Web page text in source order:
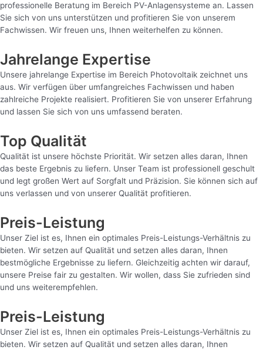
professionelle Beratung im Bereich PV-Anlagensysteme an. Lassen
Sie sich von uns unterstützen und profitieren Sie von unserem
Fachwissen. Wir freuen uns, Ihnen weiterhelfen zu können.
Jahrelange Expertise
Unsere jahrelange Expertise im Bereich Photovoltaik zeichnet uns
aus. Wir verfügen über umfangreiches Fachwissen und haben
zahlreiche Projekte realisiert. Profitieren Sie von unserer Erfahrung
und lassen Sie sich von uns umfassend beraten.
Top Qualität
Qualität ist unsere höchste Priorität. Wir setzen alles daran, Ihnen
das beste Ergebnis zu liefern. Unser Team ist professionell geschult
und legt großen Wert auf Sorgfalt und Präzision. Sie können sich auf
uns verlassen und von unserer Qualität profitieren.
Preis-Leistung
Unser Ziel ist es, Ihnen ein optimales Preis-Leistungs-Verhältnis zu
bieten. Wir setzen auf Qualität und setzen alles daran, Ihnen
bestmögliche Ergebnisse zu liefern. Gleichzeitig achten wir darauf,
unsere Preise fair zu gestalten. Wir wollen, dass Sie zufrieden sind
und uns weiterempfehlen.
Preis-Leistung
Unser Ziel ist es, Ihnen ein optimales Preis-Leistungs-Verhältnis zu
bieten. Wir setzen auf Qualität und setzen alles daran, Ihnen